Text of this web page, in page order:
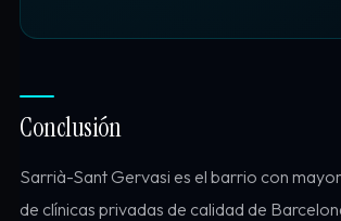
Conclusión
Sarrià-Sant Gervasi es el barrio con
de clínicas privadas de calidad de